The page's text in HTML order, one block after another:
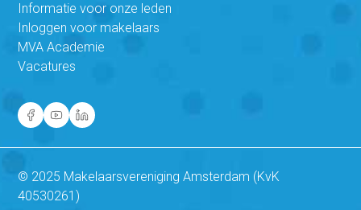
Informatie voor onze leden
Inloggen voor makelaars
MVA Academie
Vacatures
© 2025 Makelaarsvereniging Amsterdam (KvK
40530261)